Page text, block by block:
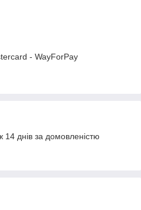
- WayForPay
днів за домовленістю